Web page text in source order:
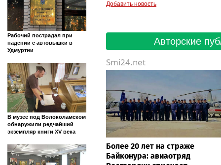
Рабочий пострадал при
падении с автовышки в
Удмуртии
В музее под Волоколамском
обнаружили редчайший
экземпляр книги XV века
Добавить новость
Авторские
Smi24.net
Более 20 лет на страже
Байконура: авиаотряд